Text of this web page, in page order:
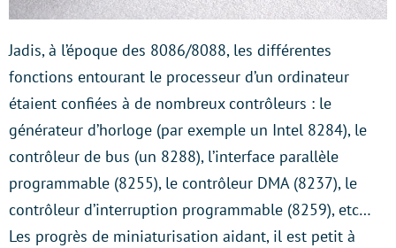
Jadis, à l’époque des 8086/8088, les différentes
fonctions entourant le processeur d’un ordinateur
étaient confiées à de nombreux contrôleurs : le
générateur d’horloge (par exemple un Intel 8284), le
contrôleur de bus (un 8288), l’interface parallèle
programmable (8255), le contrôleur DMA (8237), le
contrôleur d’interruption programmable (8259), etc…
Les progrès de miniaturisation aidant, il est petit à